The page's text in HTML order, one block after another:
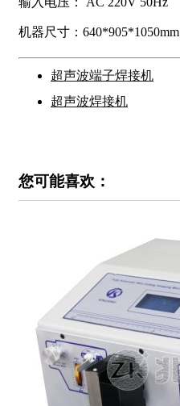
机器尺寸：640*905*1050mm
超声波端子焊接机
超声波焊接机
您可能喜欢：